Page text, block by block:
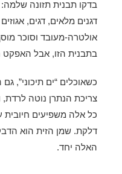
בדקו תבנית תזונה
דגנים מלאים, דגים,
אולטרה-מעובד וסוכר
בתבנית הזו, אבל האפקט
כשאוכלים “ים תיכוני”,
צריכת הנתרן נוטה
דלקת. שמן הזית הוא
האלה יחד.